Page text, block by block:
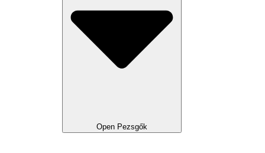
Open Pezsgők